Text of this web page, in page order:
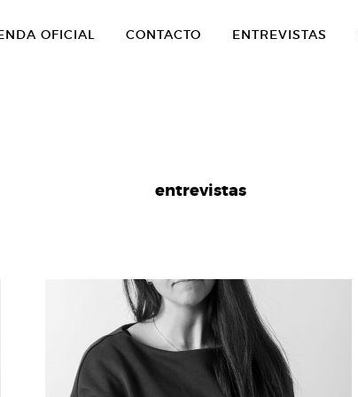
OFICIAL CONTACTO ENTREVISTAS
entrevistas